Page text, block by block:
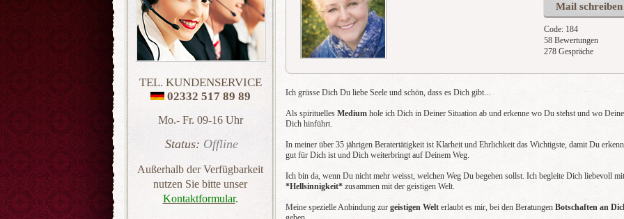
TEL. KUNDENSERVICE
02332 517 89 89
Mo.- Fr. 09-16 Uhr
Status: Offline
Außerhalb der Verfügbarkeit
nutzen Sie bitte unser
Kontaktformular.
Mail schreiben
Code: 184
58 Bewertungen
278 Gespräche
Ich grüsse Dich Du liebe Seele und schön, dass es Dich gibt...
Als spirituelles Medium hole ich Dich in Deiner Situation ab und erkenne wo Du stehst und wo
Dich hinführt.
In meiner über 35 jährigen Beratertätigkeit ist Klarheit und Ehrlichkeit das Wichtigste, damit Du
gut für Dich ist und Dich weiterbringt auf Deinem Weg.
Ich bin da, wenn Du nicht mehr weisst, welchen Weg Du begehen sollst. Ich begleite Dich liebevoll
*Hellsinnigkeit* zusammen mit der geistigen Welt.
Meine spezielle Anbindung zur geistigen Welt erlaubt es mir, bei den Beratungen Botschaften an